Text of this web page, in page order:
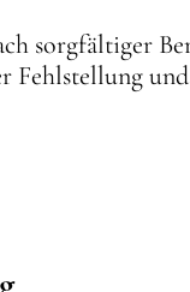
sorgfältiger
Fehlstellung